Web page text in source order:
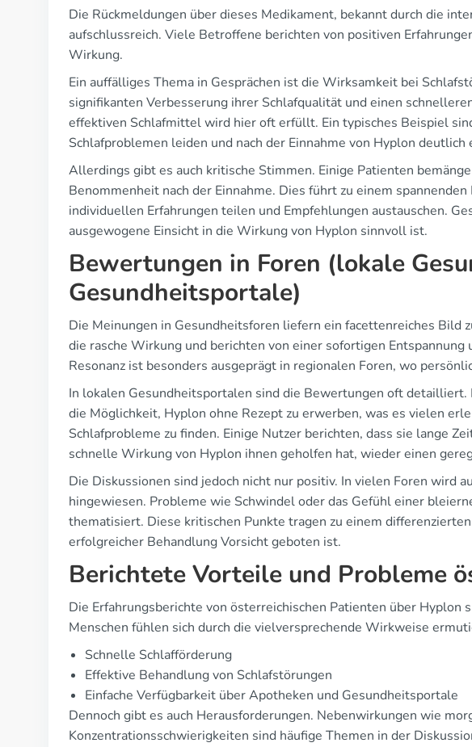
Die Rückmeldungen über dieses Medikament, bekannt durch die
aufschlussreich. Viele Betroffene berichten von positiven
Wirkung.
Ein auffälliges Thema in Gesprächen ist die Wirksamkeit bei
signifikanten Verbesserung ihrer Schlafqualität und einen
effektiven Schlafmittel wird hier oft erfüllt. Ein typisches Beispiel
Schlafproblemen leiden und nach der Einnahme von Hyplon
Allerdings gibt es auch kritische Stimmen. Einige Patienten
Benommenheit nach der Einnahme. Dies führt zu einem
individuellen Erfahrungen teilen und Empfehlungen austauschen.
ausgewogene Einsicht in die Wirkung von Hyplon sinnvoll ist.
Bewertungen in Foren (lokale
Gesundheitsportale)
Die Meinungen in Gesundheitsforen liefern ein facettenreiches Bild
die rasche Wirkung und berichten von einer sofortigen
Resonanz ist besonders ausgeprägt in regionalen Foren, wo
In lokalen Gesundheitsportalen sind die Bewertungen oft
die Möglichkeit, Hyplon ohne Rezept zu erwerben, was es vielen
Schlafprobleme zu finden. Einige Nutzer berichten, dass sie lange
schnelle Wirkung von Hyplon ihnen geholfen hat, wieder einen
Die Diskussionen sind jedoch nicht nur positiv. In vielen Foren wird
hingewiesen. Probleme wie Schwindel oder das Gefühl einer
thematisiert. Diese kritischen Punkte tragen zu einem
erfolgreicher Behandlung Vorsicht geboten ist.
Berichtete Vorteile und Probleme
Die Erfahrungsberichte von österreichischen Patienten über
Menschen fühlen sich durch die vielversprechende Wirkweise
Schnelle Schlafförderung
Effektive Behandlung von Schlafstörungen
Einfache Verfügbarkeit über Apotheken und Gesundheitsportale
Dennoch gibt es auch Herausforderungen. Nebenwirkungen wie
Konzentrationsschwierigkeiten sind häufige Themen in der